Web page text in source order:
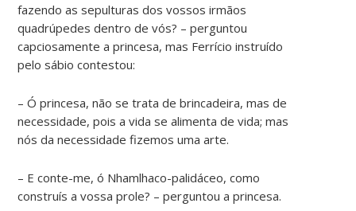
fazendo as sepulturas dos vossos irmãos
quadrúpedes dentro de vós? – perguntou
capciosamente a princesa, mas Ferrício instruído
pelo sábio contestou:
– Ó princesa, não se trata de brincadeira, mas de
necessidade, pois a vida se alimenta de vida; mas
nós da necessidade fizemos uma arte.
– E conte-me, ó Nhamlhaco-palidáceo, como
construís a vossa prole? – perguntou a princesa.